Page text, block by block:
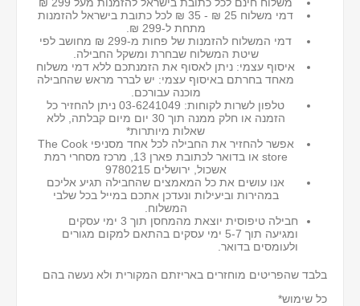
דמי משלוח 25 ₪ - 35 ₪ לכל כתובת בישראל
להזמנות
מתחת ל-299 ₪.
דמי המשלוח להזמנות של פחות מ-299 ₪ מחושב לפי
שיטת המשלוח שבחרת ומשקל החבילה.
איסוף עצמי: ניתן לאסוף את הזמנתכם ללא דמי משלוח
מאחד בחרתם באיסוף עצמי: יש לברר מראש שהחבילה
מוכנה עבורכם.
טלפון לשרות לקוחות: 03-6241049 ניתן להחזיר כל
הזמנה או חלק ממנה תוך 30 יום מיום קבלתה, ללא
שאלות מיותרות*
אפשר להחזיר את החבילה לכל אחד מסניפי The Cook
store או בדואר לכתובת פארן 13, מרכז מסחרי רמת
אשכול, ירושלים 9780215
אנו עושים את כל המאמצים שהחבילה תגיע אליכם
במהירות וביעילות ונעדכן אתכם במייל בכל שלבי
המשלוח.
חבילה טיפוסית יוצאת מהמחסן תוך 3 ימי עסקים
ומגיעה תוך 5-7 ימי עסקים בהתאם למקום מגורים
ולעומסים בדואר.
בלבד שהפריטים מוחזרים באריזתם המקורית ולא נעשה בהם
כל שימוש*